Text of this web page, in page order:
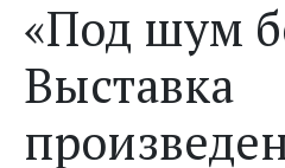
«Под шум
Выставка